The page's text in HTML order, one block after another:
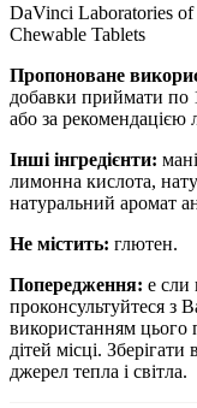
DaVinci Laboratories
Chewable Tablets
Пропоноване
добавки приймати по
або за рекомендацією
Інші інгредієнти:
лимонна кислота,
натуральний аромат
Не містить: глютен.
Попередження: е сли
проконсультуйтеся з
використанням цього
дітей місці.
джерел тепла і світла.